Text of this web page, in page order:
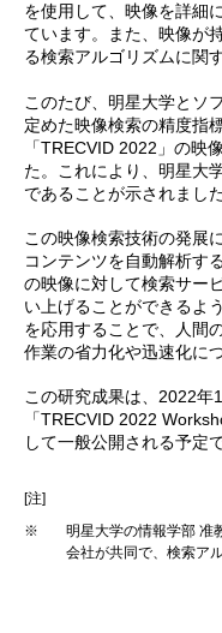
を使用して、映像を詳細
ています。また、映像が
る検索アルゴリズムに関
このたび、明星大学とソ
定めた映像検索の精度指
「TRECVID 2022」の映
た。これにより、明星大
であることが示されました
この映像検索技術の発展
コンテンツを自動解析す
の映像に対して検索サー
い上げることができるよ
を応用することで、人間
作業の省力化や迅速化に
この研究成果は、2022年
「TRECVID 2022
して一般公開される予定で
[注]
※
明星大学の情報学部 准
会社が共同で、検索ア